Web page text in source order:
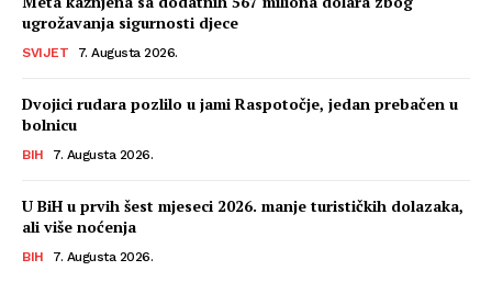
ugrožavanja sigurnosti djece
SVIJET 7. Augusta 2026.
Dvojici rudara pozlilo u jami Raspotočje, jedan prebačen u
bolnicu
BIH 7. Augusta 2026.
U BiH u prvih šest mjeseci 2026. manje turističkih dolazaka,
ali više noćenja
BIH 7. Augusta 2026.